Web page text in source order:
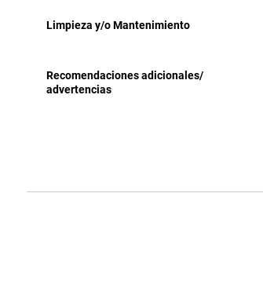
Limpieza y/o Mantenimiento
Recomendaciones adicionales/
advertencias